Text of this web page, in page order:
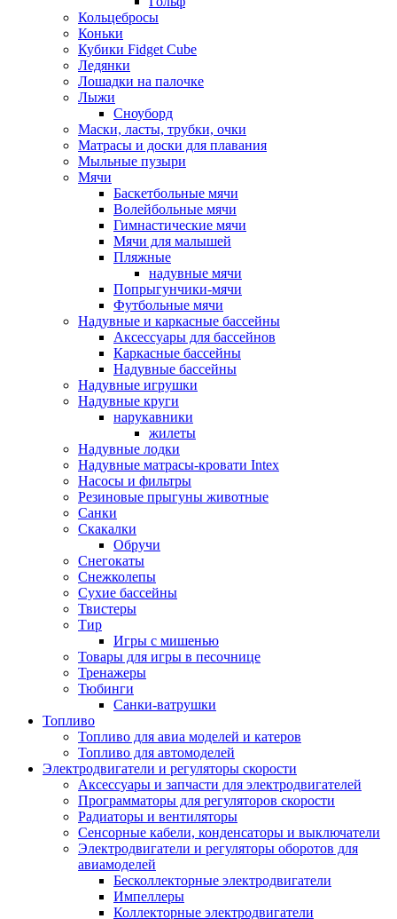
Кольцебросы
Коньки
Кубики Fidget Cube
Ледянки
Лошадки на палочке
Лыжи
Сноуборд
Маски, ласты, трубки, очки
Матрасы и доски для плавания
Мыльные пузыри
Мячи
Баскетбольные мячи
Волейбольные мячи
Гимнастические мячи
Мячи для малышей
Пляжные
надувные мячи
Попрыгунчики-мячи
Футбольные мячи
Надувные и каркасные бассейны
Аксессуары для бассейнов
Каркасные бассейны
Надувные бассейны
Надувные игрушки
Надувные круги
нарукавники
жилеты
Надувные лодки
Надувные матрасы-кровати Intex
Насосы и фильтры
Резиновые прыгуны животные
Санки
Скакалки
Обручи
Снегокаты
Снежколепы
Сухие бассейны
Твистеры
Тир
Игры с мишенью
Товары для игры в песочнице
Тренажеры
Тюбинги
Санки-ватрушки
Топливо
Топливо для авиа моделей и катеров
Топливо для автомоделей
Электродвигатели и регуляторы скорости
Аксессуары и запчасти для электродвигателей
Программаторы для регуляторов скорости
Радиаторы и вентиляторы
Сенсорные кабели, конденсаторы и выключатели
Электродвигатели и регуляторы оборотов для
авиамоделей
Бесколлекторные электродвигатели
Импеллеры
Коллекторные электродвигатели